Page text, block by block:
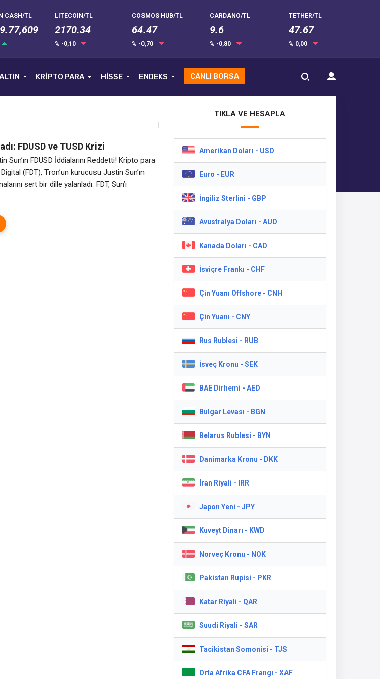
CASH/TL LITECOIN/TL
2170.34
% -0,10
COSMOS HUB/TL
64.47
% -0,70
CARDANO/TL
9.6
% -0,80
TETHER/TL
47.67
% 0,00
KRİPTO PARA HİSSE ENDEKS CANLI BORSA
FDUSD ve TUSD Krizi
FDUSD İddialarını Reddetti! Kripto para
(FDT), Tron’un kurucusu Justin Sun’ın
sert bir dille yalanladı. FDT, Sun’ı
yapmakla suçlarken, aynı zamanda TUSD
iddia etti. Şirket, konu hakkında bir AMA
TIKLA VE HESAPLA
Amerikan Doları - USD
Euro - EUR
İngiliz Sterlini - GBP
Avustralya Doları - AUD
Kanada Doları - CAD
İsviçre Frankı - CHF
Çin Yuanı Offshore - CNH
Çin Yuanı - CNY
Rus Rublesi - RUB
İsveç Kronu - SEK
BAE Dirhemi - AED
Bulgar Levası - BGN
Belarus Rublesi - BYN
Danimarka Kronu - DKK
İran Riyali - IRR
Japon Yeni - JPY
Kuveyt Dinarı - KWD
Norveç Kronu - NOK
Pakistan Rupisi - PKR
Katar Riyali - QAR
Suudi Riyali - SAR
Tacikistan Somonisi - TJS
Orta Afrika CFA Frangı - XAF